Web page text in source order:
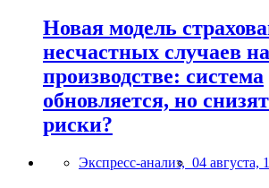
Новая модель
несчастных случаев на
производстве: система
обновляется, но
риски?
Экспресс-анализ, 04 августа,